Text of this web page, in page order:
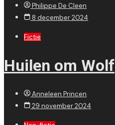
Philippe De Cleen
8 december 2024
Fictie
Huilen om Wolf
Anneleen Princen
29 november 2024